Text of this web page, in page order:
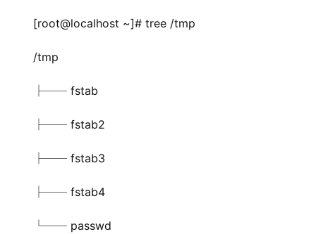
[root@localhost ~]# tree /tmp
/tmp
├── fstab
├── fstab2
├── fstab3
├── fstab4
└── passwd